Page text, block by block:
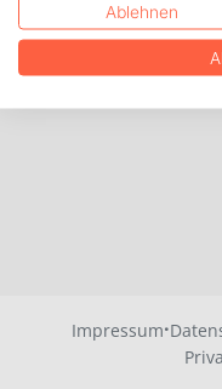
Impressum·
Ablehnen